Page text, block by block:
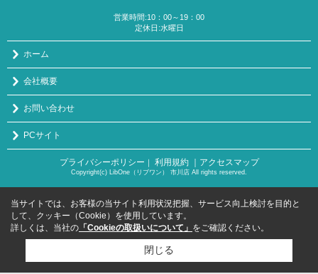
営業時間:10：00～19：00
定休日:水曜日
ホーム
会社概要
お問い合わせ
PCサイト
プライバシーポリシー ｜ 利用規約 ｜アクセスマップ
Copyright(c) LibOne（リブワン） 市川店 All rights reserved.
当サイトでは、お客様の当サイト利用状況把握、サービス向上検討を目的と
して、クッキー（Cookie）を使用しています。
詳しくは、当社の 「Cookieの取扱いについて」 をご確認ください。
閉じる